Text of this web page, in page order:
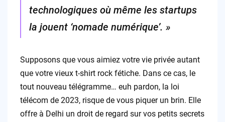
technologiques où même les startups
la jouent ‘nomade numérique’. »
Supposons que vous aimiez votre vie privée autant
que votre vieux t-shirt rock fétiche. Dans ce cas, le
tout nouveau télégramme… euh pardon, la loi
télécom de 2023, risque de vous piquer un brin. Elle
offre à Delhi un droit de regard sur vos petits secrets